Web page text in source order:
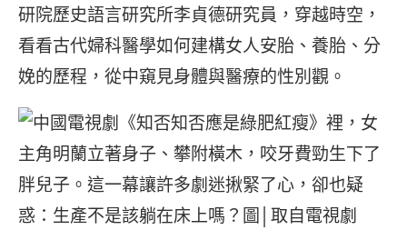
研院歷史語言研究所李貞德研究員，穿越時空，
看看古代婦科醫學如何建構女人安胎、養胎、分
娩的歷程，從中窺見身體與醫療的性別觀。